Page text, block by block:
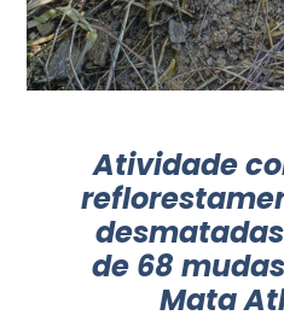
Atividade
de 68
Mata